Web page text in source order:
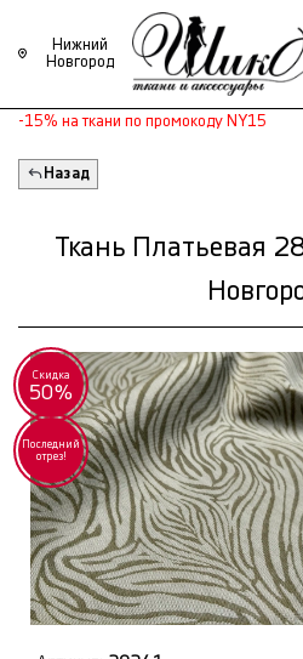
Нижний
Новгород
-15% на ткани по промокоду NY15
Назад
Ткань Платьевая
Скидка
50%
Последний
отрез!